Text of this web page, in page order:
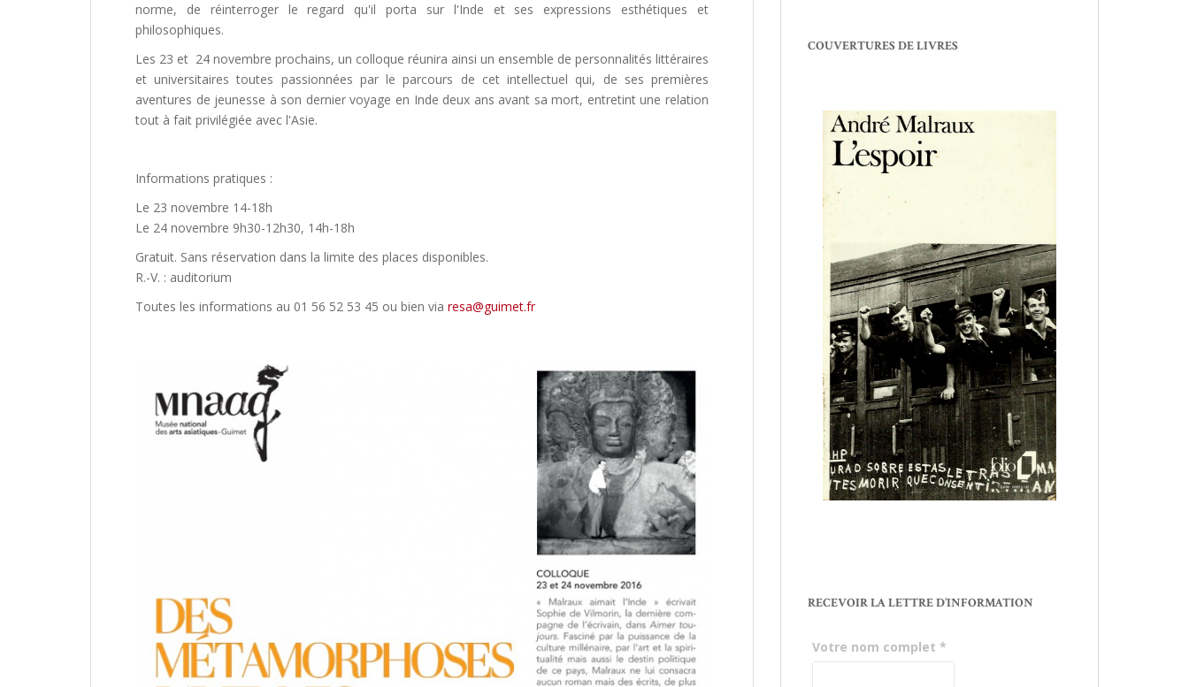
norme, de réinterroger le regard qu'il porta sur l'Inde et ses expressions esthétiques et
philosophiques.
Les 23 et 24 novembre prochains, un colloque réunira ainsi un ensemble de personnalités littéraires
et universitaires toutes passionnées par le parcours de cet intellectuel qui, de ses premières
aventures de jeunesse à son dernier voyage en Inde deux ans avant sa mort, entretint une relation
tout à fait privilégiée avec l'Asie.
Informations pratiques :
Le 23 novembre 14-18h
Le 24 novembre 9h30-12h30, 14h-18h
Gratuit. Sans réservation dans la limite des places disponibles.
R.-V. : auditorium
Toutes les informations au 01 56 52 53 45 ou bien via resa@guimet.fr
COUVERTURES DE LIVRES
RECEVOIR LA LETTRE D’INFORMATION
Votre nom complet *